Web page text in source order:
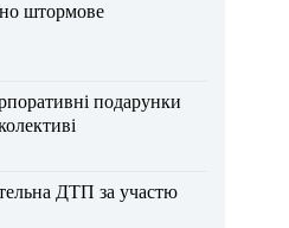
штормове
подарунки
ДТП за участю